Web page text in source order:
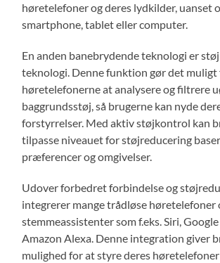
høretelefoner og deres lydkilder, uanset
smartphone, tablet eller computer.
En anden banebrydende teknologi er
teknologi. Denne funktion gør det muligt
høretelefonerne at analysere og filtrere
baggrundsstøj, så brugerne kan nyde
forstyrrelser. Med aktiv støjkontrol kan
tilpasse niveauet for støjreducering
præferencer og omgivelser.
Udover forbedret forbindelse og
integrerer mange trådløse høretelefoner
stemmeassistenter som f.eks. Siri,
Amazon Alexa. Denne integration giver
mulighed for at styre deres